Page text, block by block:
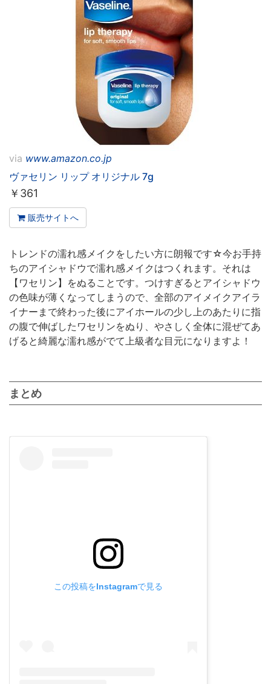
via www.amazon.co.jp
ヴァセリン リップ オリジナル 7g
￥ 361
販売サイトへ
トレンドの濡れ感メイクをしたい方に朗報です☆今お手持
ちのアイシャドウで濡れ感メイクはつくれます。それは
【ワセリン】をぬることです。つけすぎるとアイシャドウ
の色味が薄くなってしまうので、全部のアイメイクアイラ
イナーまで終わった後にアイホールの少し上のあたりに指
の腹で伸ばしたワセリンをぬり、やさしく全体に混ぜてあ
げると綺麗な濡れ感がでて上級者な目元になりますよ！
まとめ
この投稿をInstagramで見る